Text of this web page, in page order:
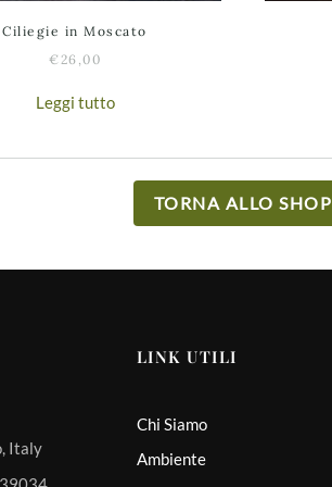
Ciliegie in Moscato
€ 26,00
Leggi tutto
TORNA ALLO SHOP
Italy
LINK UTILI
Chi Siamo
Ambiente